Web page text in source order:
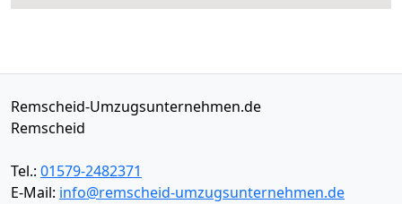
Remscheid-Umzugsunternehmen.de
Remscheid
Tel.: 01579-2482371
E-Mail: info@remscheid-umzugsunternehmen.de